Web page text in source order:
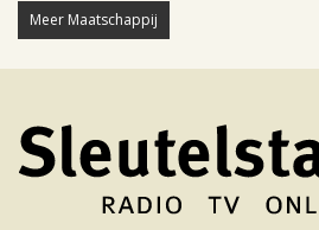
Meer Maatschappij